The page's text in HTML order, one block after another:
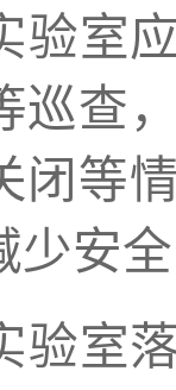
验室
巡查
闭等
少安
验室